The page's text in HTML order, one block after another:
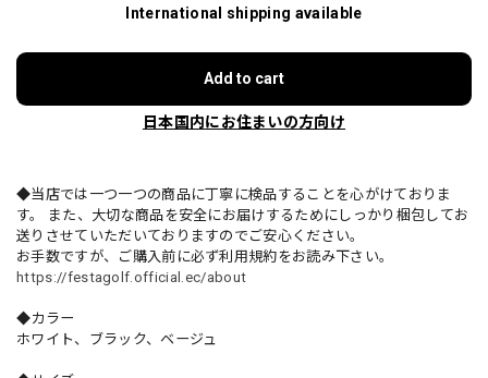
International shipping available
Add to cart
日本国内にお住まいの方向け
◆当店では一つ一つの商品に丁寧に検品することを心がけておりま
す。 また、大切な商品を安全にお届けするためにしっかり梱包してお
送りさせていただいておりますのでご安心ください。
お手数ですが、ご購入前に必ず利用規約をお読み下さい。
https://festagolf.official.ec/about
◆カラー
ホワイト、ブラック、ベージュ